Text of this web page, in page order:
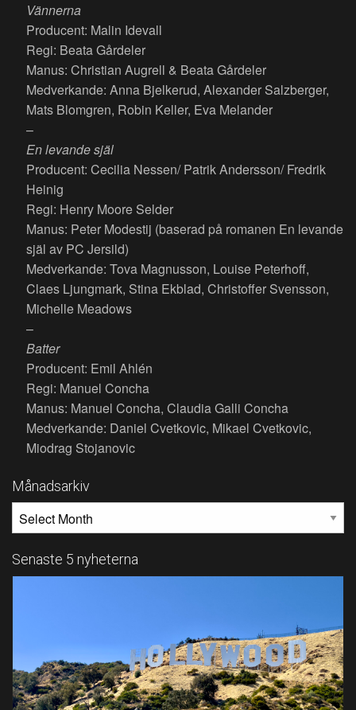
Vännerna
Producent: Malin Idevall
Regi: Beata Gårdeler
Manus: Christian Augrell & Beata Gårdeler
Medverkande: Anna Bjelkerud, Alexander Salzberger,
Mats Blomgren, Robin Keller, Eva Melander
–
En levande själ
Producent: Cecilia Nessen/ Patrik Andersson/ Fredrik
Heinig
Regi: Henry Moore Selder
Manus: Peter Modestij (baserad på romanen En levande
själ av PC Jersild)
Medverkande: Tova Magnusson, Louise Peterhoff,
Claes Ljungmark, Stina Ekblad, Christoffer Svensson,
Michelle Meadows
–
Batter
Producent: Emil Ahlén
Regi: Manuel Concha
Manus: Manuel Concha, Claudia Galli Concha
Medverkande: Daniel Cvetkovic, Mikael Cvetkovic,
Miodrag Stojanovic
Månadsarkiv
Senaste 5 nyheterna